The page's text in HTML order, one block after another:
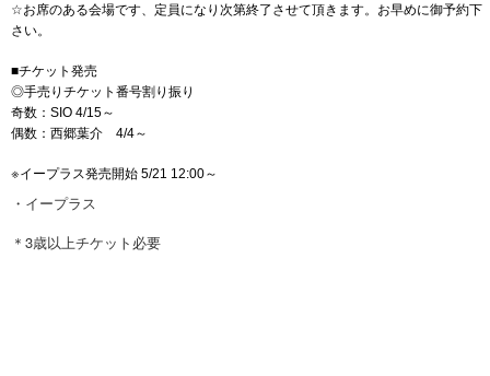
☆お席のある会場です、定員になり次第終了させて頂きます。お早めに御予約下
さい。
■チケット発売
◎手売りチケット番号割り振り
奇数：SIO 4/15～
偶数：西郷葉介 4/4～
※イープラス発売開始 5/21 12:00～
・ イープラス
＊3歳以上チケット必要